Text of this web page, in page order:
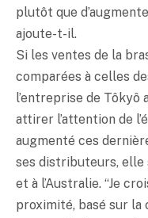
plutôt que
ajoute-t-il.
Si les ventes de la
comparées à celles
l’entreprise de Tôkyô
attirer l’attention de
augmenté ces
ses distributeurs, elle
et à l’Australie. “Je
proximité, basé sur la